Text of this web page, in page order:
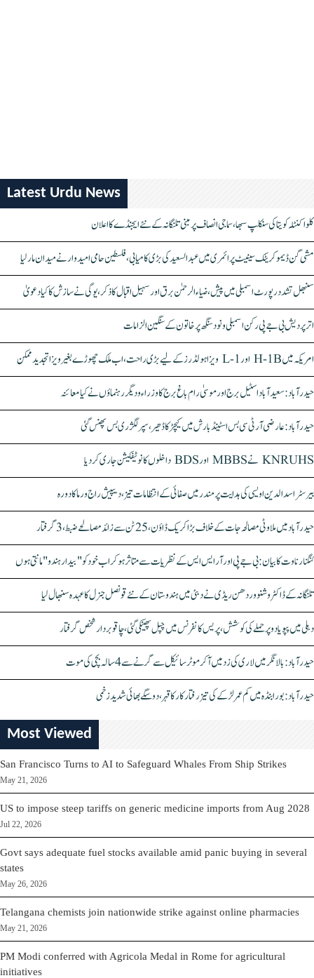
Latest Urdu News
کلواکنٹلہ کویتا کی سنکلپ سبھا، سماجی انصاف پر مبنی تلنگانہ کے نئے ایجنڈے کا اعلان
مشی گن ڈیموکریٹک سینیٹ پرائمری میں عبدالسعید کی بڑی کامیابی، فلسطین حامی امیدوار نے میدان مار لیا
سنبھل تشدد رپورٹ اسمبلی میں پیش، ضیاء الرحمٰن برق اور سہیل اقبال کا ذکر، یوگی نے سازش کا کیا دعویٰ
اتر پردیش بی جے پی رکن اسمبلی ونود سنگھ پر خاتون کے سنگین الزامات
امریکہ میں H-1B اور L-1 ویزا ہولڈرز کے لیے بڑی راحت، اب ملک چھوڑے بغیر ویزا تجدید ممکن
حیدرآباد: سعیدآباد اسٹیل برج اور موسیٰ رام باغ برج کا وزراء و دیگر رہنماؤں نے کیا معائنہ
حیدرآباد: عارضی آر ٹی سی بس اسٹینڈ بارش میں کیچڑ کا ڈھیر، سپر لگژری بس پھنس گئی
KNRUHS نے MBBS اور BDS داخلوں کا نوٹیفکیشن جاری کر دیا
بیرسٹر اسدالدین اویسی کی ہدایت پر مندر میں صفائی کے انتظامات تیز، دیپیش راج ورما کا دورہ
حیدرآباد میں ملاوٹی مصالحہ جات کے خلاف بڑا کریک ڈاؤن، 25 ٹن سے زائد مصالحے ضبط، 3 گرفتار
کنگنا رناوت کا بیان: بی جے پی اور آر ایس ایس کے نظریات سے متاثر ہو کر اب خود کو "بیدار ہندو" مانتی ہوں
تلنگانہ کے ڈاکٹر وشنو وردھن ریڈی نے دبئی میں ہندوستان کے نئے قونصل جنرل کا عہدہ سنبھال لیا
دہلی میں پپو یادو پر حملے کی کوشش، پریس کانفرنس میں چپل پھینکی گئی، چاقو بردار شخص گرفتار
حیدرآباد: بالا نگر میں لاری کی زد میں آکر موٹرسائیکل سے گرنے سے 4 سالہ بچی کی موت
حیدرآباد: بورابنڈہ میں کم عمر لڑکے کی تیز رفتار کار کا قہر، دو سگے بھائی شدید زخمی
Most Viewed
San Francisco Turns to AI to Safeguard Whales From Ship Strikes
May 21, 2026
US to impose steep tariffs on generic medicine imports from Aug 2028
Jul 22, 2026
Govt says adequate fuel stocks available amid panic buying in several
states
May 26, 2026
Telangana chemists join nationwide strike against online pharmacies
May 21, 2026
PM Modi conferred with Agricola Medal in Rome for agricultural
initiatives